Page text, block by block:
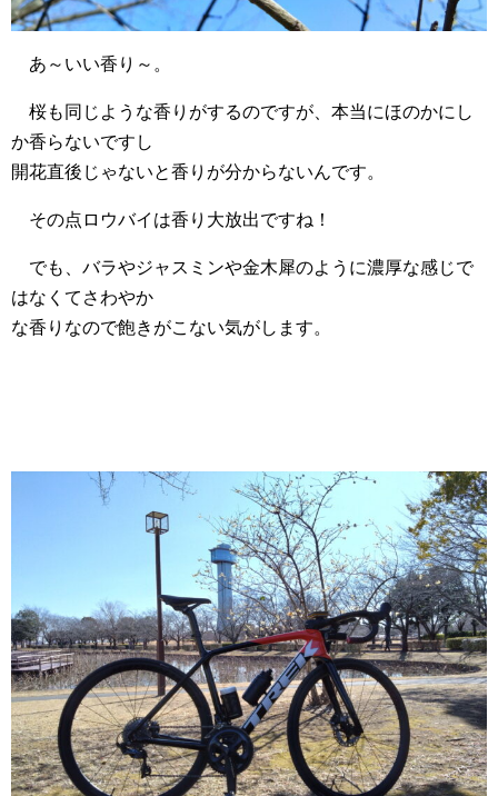
あ～いい香り～。
桜も同じような香りがするのですが、本当にほのかにし
か香らないですし
開花直後じゃないと香りが分からないんです。
その点ロウバイは香り大放出ですね！
でも、バラやジャスミンや金木犀のように濃厚な感じで
はなくてさわやか
な香りなので飽きがこない気がします。